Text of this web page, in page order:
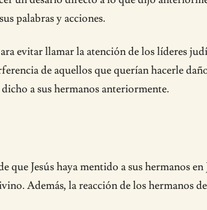
palabras y acciones.
evitar llamar la atención de los líderes
de aquellos que querían hacerle
a sus hermanos anteriormente.
que Jesús haya mentido a sus hermanos
Además, la reacción de los hermanos